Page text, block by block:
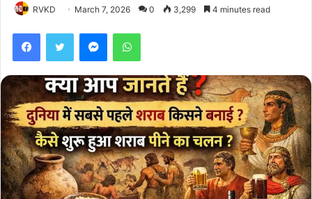
RVKD March 7, 2026 0 3,299 4 minutes read
FacebookTwitter MessengerWhatsApp